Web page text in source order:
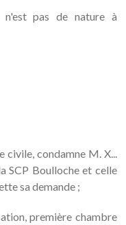
pas de nature à
civile, condamne M. X...
SCP Boulloche et celle
sa demande ;
première chambre